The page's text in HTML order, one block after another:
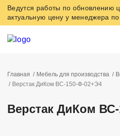
Ведутся работы по обновлению
актуальную цену у менеджера
Главная Мебель для производства
Верстак ДиКом ВС-150-Ф-02+Э4
Верстак ДиКом